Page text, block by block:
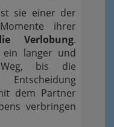
sie einer der
ihrer
Verlobung.
langer und
Weg, bis die
dem Partner
verbringen